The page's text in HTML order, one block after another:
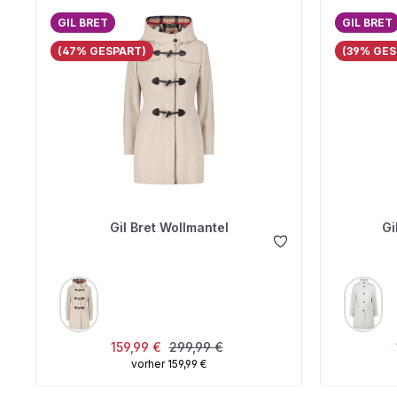
GIL BRET
(47% GESPART)
Gil Bret Wollmantel
FARBE
Verkaufspreis:
159,99 € Regulärer Preis:
299,99 €
vorher 159,99 €
GIL BRET
(39%
FARBE